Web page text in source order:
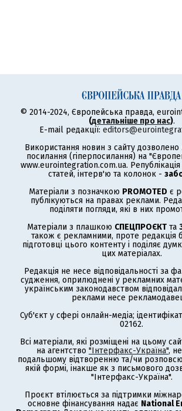
© 2014-2024, Європейська правда,
(детальніше про нас).
E-mail редакції:
Використання новин з сайту
посилання (гіперпосилання) на
www.eurointegration.com.ua.
статей, інтерв'ю та колонок -
Матеріали з позначкою PROMOTED є
публікуються на правах реклами.
поділяти погляди, які в них
Матеріали з плашкою СПЕЦПРОЄКТ та
також є рекламними, проте редакція
підготовці цього контенту і поділяє
цих матеріалах.
Редакція не несе відповідальності за
судження, оприлюднені у рекламних
українським законодавством
реклами несе
Суб'єкт у сфері онлайн-медіа;
02162.
Всі матеріали, які розміщені на цьому
на агентство "Інтерфакс-Україна",
подальшому відтворенню та/чи
якій формі, інакше як з письмового
"Інтерфакс-Україна".
Проєкт втілюється за підтримки
основне фінансування надає National